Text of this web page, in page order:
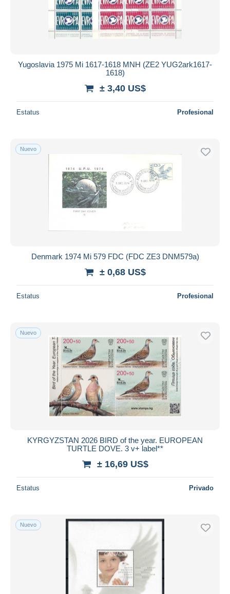
Yugoslavia 1975 Mi 1617-1618 MNH (ZE2 YUG2ark1617-
1618)
± 3,40 US$
Estatus Profesional
Nuevo
Denmark 1974 Mi 579 FDC (FDC ZE3 DNM579a)
± 0,68 US$
Estatus Profesional
Nuevo
KYRGYZSTAN 2026 BIRD of the year. EUROPEAN
TURTLE DOVE. 3 v+ label**
± 16,69 US$
Estatus Privado
Nuevo